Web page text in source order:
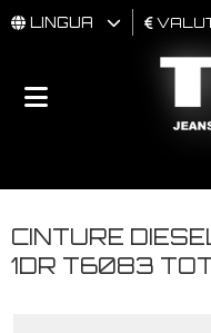
UOMO
BRAND
LINGUA
CINTURE
1DR T6083